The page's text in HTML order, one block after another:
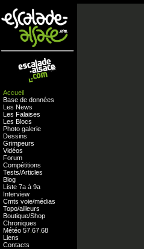
Accueil
Base de données
Les News
Les Falaises
Les Blocs
Photo galerie
Dessins
Grimpeurs
Vidéos
Forum
Compétitions
Tests/Articles
Blog
Liste 7a à 9a
Interview
Cmts voie/médias
Topo/ailleurs
Boutique/Shop
Chroniques
Météo 57 67 68
Liens
Contacts